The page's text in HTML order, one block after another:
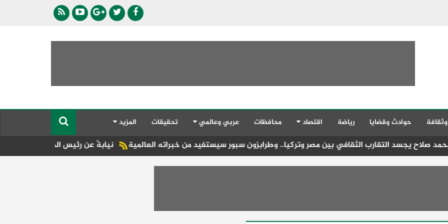
حوادث وقضايا رياضة اقتصاد محافظات عربي وعالمي تحقيقات المزيد
نيابةً عن رئيس الدولة ..أحمد بالهول الفلاسي التقارب الثقافي بين مصر وتركيا.. وطرابزون سبور سيستفيد من خبراته العالمية